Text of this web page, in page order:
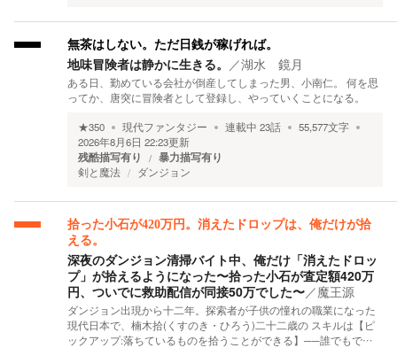
無茶はしない。ただ日銭が稼げれば。
地味冒険者は静かに生きる。 ／湖水 鏡月
ある日、勤めている会社が倒産してしまった男、小南仁。 何を思
ってか、唐突に冒険者として登録し、やっていくことになる。
★350 現代ファンタジー 連載中 23話 55,577文字
2026年8月6日 22:23更新
残酷描写有り 暴力描写有り
剣と魔法 ダンジョン
拾った小石が420万円。消えたドロップは、俺だけが拾
える。
深夜のダンジョン清掃バイト中、俺だけ「消えたドロッ
プ」が拾えるようになった〜拾った小石が査定額420万
円、ついでに救助配信が同接50万でした〜／魔王源
ダンジョン出現から十二年。探索者が子供の憧れの職業になった
現代日本で、楠木拾(くすのき・ひろう)二十二歳の スキルは【ピ
ックアップ:落ちているものを拾うことができる】──誰でもで…